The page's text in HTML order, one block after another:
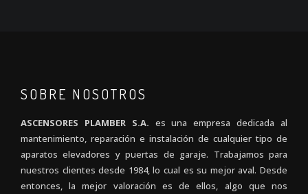
SOBRE NOSOTROS
ASCENSORES PLAMBER S.A. es una empresa dedicada al
mantenimiento, reparación e instalación de cualquier tipo de
aparatos elevadores y puertas de garaje. Trabajamos para
nuestros clientes desde 1984, lo cual es su mejor aval. Desde
entonces, la mejor valoración es de ellos, algo que nos